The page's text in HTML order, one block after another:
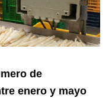
de
enero y mayo